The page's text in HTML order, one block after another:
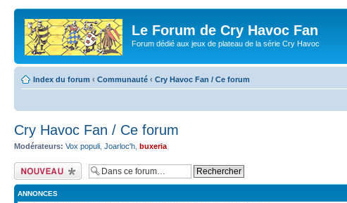
Le Forum de Cry Havoc Fan
Forum dédié aux jeux de plateau de la série Cry Havoc
Index du forum ‹ Communauté ‹ Cry Havoc Fan / Ce forum
Cry Havoc Fan / Ce forum
Modérateurs: Vox populi Joarloc'h buxeria
Écrire un nouveau
sujet
ANNONCES